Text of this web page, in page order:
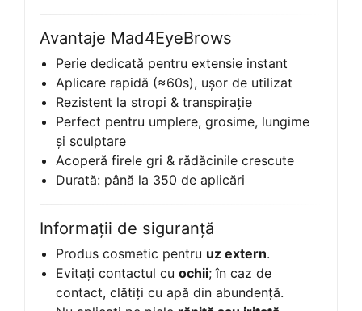
Avantaje Mad4EyeBrows
Perie dedicată pentru extensie instant
Aplicare rapidă (≈60s), ușor de utilizat
Rezistent la stropi & transpirație
Perfect pentru umplere, grosime, lungime
și sculptare
Acoperă firele gri & rădăcinile crescute
Durată: până la 350 de aplicări
Informații de siguranță
Produs cosmetic pentru uz extern.
Evitați contactul cu ochii; în caz de
contact, clătiți cu apă din abundență.